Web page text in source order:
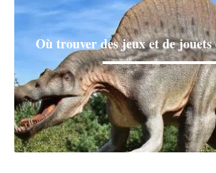
Où trouver des jeux et de jouets